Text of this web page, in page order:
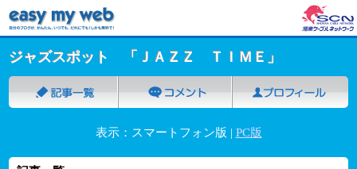
ジャズスポット 「ＪＡＺＺ ＴＩＭＥ」
表示：スマートフォン版 | PC版